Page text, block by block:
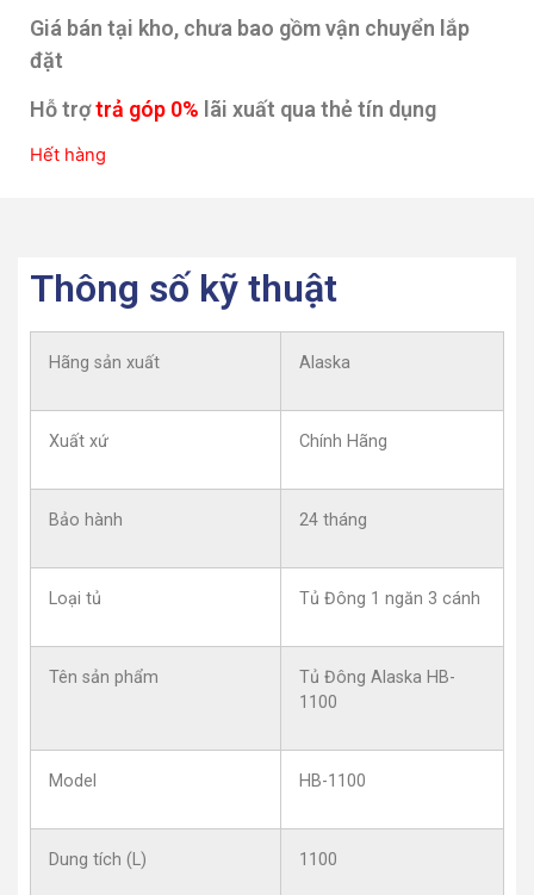
Giá bán tại kho, chưa bao gồm vận chuyển lắp
đặt
Hỗ trợtrả góp 0% lãi xuất qua thẻ tín dụng
Hết hàng
Thông số kỹ thuật
Hãng sản xuất Alaska
Xuất xứ Chính Hãng
Bảo hành 24 tháng
Loại tủ Tủ Đông 1 ngăn 3 cánh
Tên sản phẩm
Tủ Đông Alaska HB-
1100
Model HB-1100
Dung tích (L) 1100